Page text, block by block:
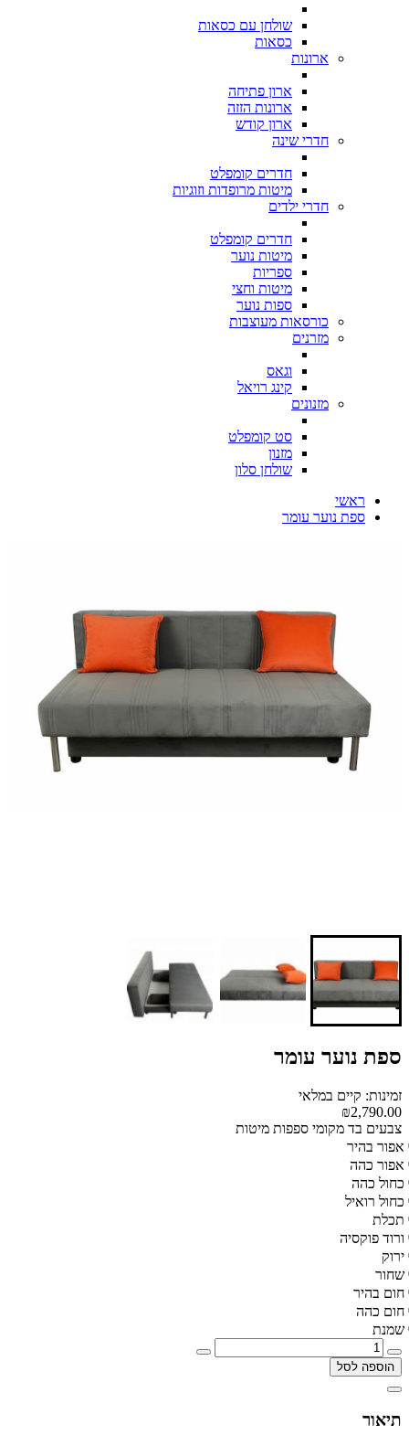
שולחן עם כסאות
כסאות
ארונות
ארון פתיחה
ארונות הזזה
ארון קודש
חדרי שינה
חדרים קומפלט
מיטות מרופדות וזוגיות
חדרי ילדים
חדרים קומפלט
מיטות נוער
ספריות
מיטות וחצי
ספות נוער
כורסאות מעוצבות
מזרנים
וגאס
קינג רויאל
מזנונים
סט קומפלט
מזנון
שולחן סלון
ראשי
ספת נוער עומר
ספת נוער עומר
זמינות: קיים במלאי
₪2,790.00
צבעים בד מקומי ספפות מיטות
אפור בהיר
אפור כהה
כחול כהה
כחול רואיל
תכלת
ורוד פוקסיה
ירוק
שחור
חום בהיר
חום כהה
שמנת
הוספה לסל
תיאור